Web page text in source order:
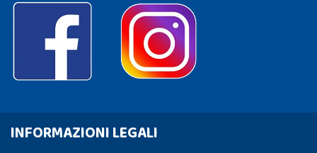
INFORMAZIONI LEGALI